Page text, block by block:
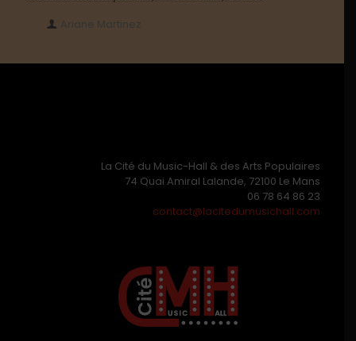
Ariane Martinez
La Cité du Music-Hall & des Arts Populaires
74 Quai Amiral Lalande, 72100 Le Mans
06 78 64 86 23
contact@lacitedumusichall.com